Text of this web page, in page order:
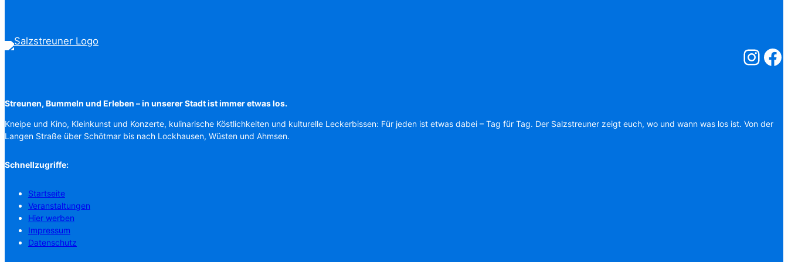
Streunen, Bummeln und Erleben – in unserer Stadt ist immer etwas los.
Kneipe und Kino, Kleinkunst und Konzerte, kulinarische Köstlichkeiten und kulturelle Leckerbissen: Für jeden ist etwas dabei – Tag für Tag. Der Salzstreuner zeigt euch, wo und wann was los ist. Von der
Langen Straße über Schötmar bis nach Lockhausen, Wüsten und Ahmsen.
Schnellzugriffe:
Startseite
Veranstaltungen
Hier werben
Impressum
Datenschutz